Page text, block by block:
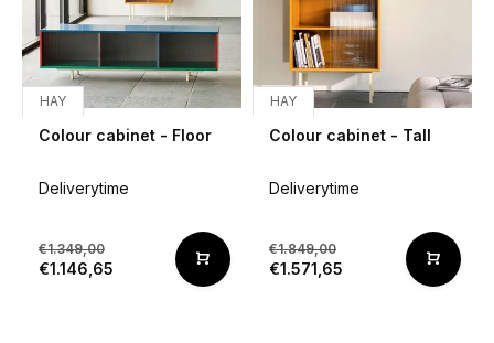
HAY
Colour cabinet - Floor
Deliverytime
€1.349,00
€1.146,65
HAY
Colour cabinet - Tall
Deliverytime
€1.849,00
€1.571,65